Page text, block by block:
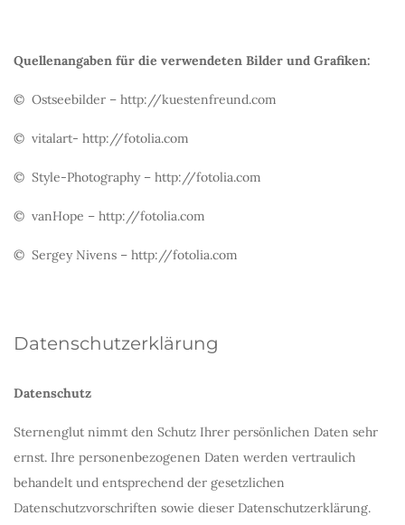
Quellenangaben für die verwendeten Bilder und Grafiken:
© Ostseebilder – http://kuestenfreund.com
© vitalart- http://fotolia.com
© Style-Photography – http://fotolia.com
© vanHope – http://fotolia.com
© Sergey Nivens – http://fotolia.com
Datenschutzerklärung
Datenschutz
Sternenglut nimmt den Schutz Ihrer persönlichen Daten sehr
ernst. Ihre personenbezogenen Daten werden vertraulich
behandelt und entsprechend der gesetzlichen
Datenschutzvorschriften sowie dieser Datenschutzerklärung.